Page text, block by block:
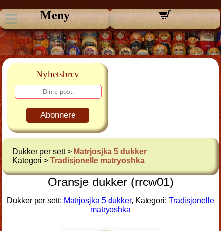
Meny
Nyhetsbrev
Abonnere
Dukker per sett > Matrjosjka 5 dukker
Kategori > Tradisjonelle matryoshka
Oransje dukker (rrcw01)
Dukker per sett: Matrjosjka 5 dukker, Kategori: Tradisjonelle
matryoshka